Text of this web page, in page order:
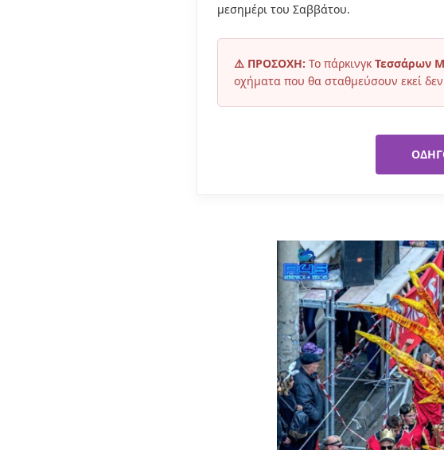
μεσημέρι του Σαββάτου.
⚠️ ΠΡΟΣΟΧΗ: Το πάρκινγκ Τεσσάρων
οχήματα που θα σταθμεύσουν εκεί